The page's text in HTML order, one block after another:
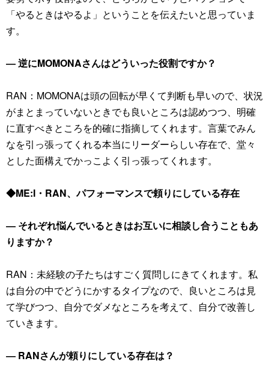
「やるときはやるよ」ということを伝えたいと思っていま
す。
― 逆にMOMONAさんはどういった役割ですか？
RAN：MOMONAは頭の回転が早くて判断も早いので、状況
がまとまっていないときでも良いところは認めつつ、明確
に直すべきところを的確に指摘してくれます。言葉でみん
なを引っ張ってくれる本当にリーダーらしい存在で、堂々
とした面構えでかっこよく引っ張ってくれます。
◆ME:I・RAN、パフォーマンスで頼りにしている存在
― それぞれ悩んでいるときはお互いに相談し合うこともあ
りますか？
RAN：未経験の子たちはすごく質問しにきてくれます。私
は自分の中でどうにかするタイプなので、良いところは見
て学びつつ、自分でダメなところを考えて、自分で改善し
ていきます。
― RANさんが頼りにしている存在は？